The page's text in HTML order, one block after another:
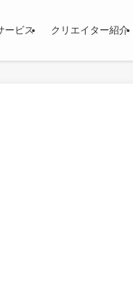
ービス クリエイター紹介